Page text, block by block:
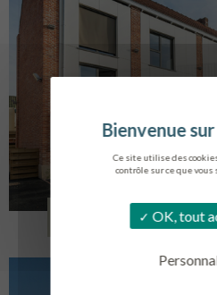
Ce site utilise des
contrôle sur ce que vous
OK, tout
LOG. JEUNES TRAVAILLEURS